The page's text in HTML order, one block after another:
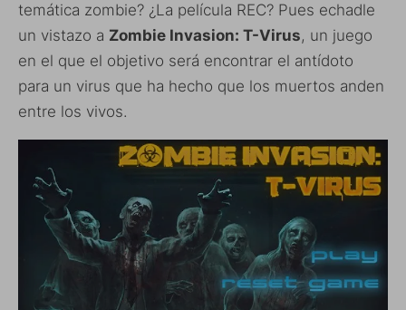
temática zombie? ¿La película REC? Pues echadle
un vistazo a Zombie Invasion: T-Virus, un juego
en el que el objetivo será encontrar el antídoto
para un virus que ha hecho que los muertos anden
entre los vivos.